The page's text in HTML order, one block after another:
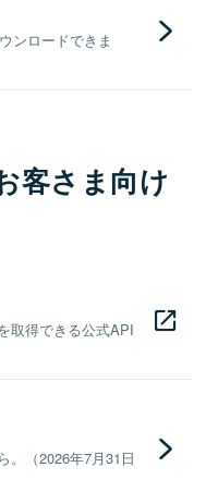
ンロードできま
客さま向け
取得できる公式API
。（2026年7月31日